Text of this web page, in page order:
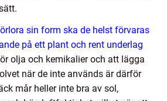
sin form ska de helst förvaras
på ett plant och rent underlag
olja och kemikalier och att lägga
när de inte används är därför
mår heller inte bra av sol,